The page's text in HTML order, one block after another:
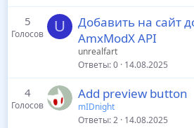
5
Голосов U
Добавить на сайт
AmxModX API
unrealfart
Ответы 0 14.08.2025
4
Голосов
Add preview button
mIDnight
Ответы 2 14.08.2025